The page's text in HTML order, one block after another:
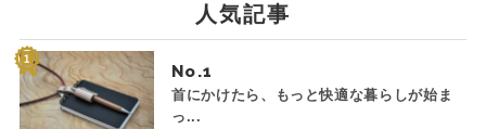
人気記事
No.
首にかけたら、もっと快適な暮らしが始ま
っ...